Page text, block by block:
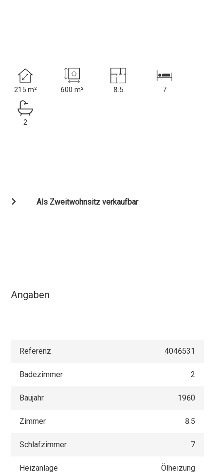
215 m² 600 m² 8.5 7
2
Als Zweitwohnsitz verkaufbar
Angaben
Referenz 4046531
Badezimmer 2
Baujahr 1960
Zimmer 8.5
Schlafzimmer 7
Heizanlage Ölheizung